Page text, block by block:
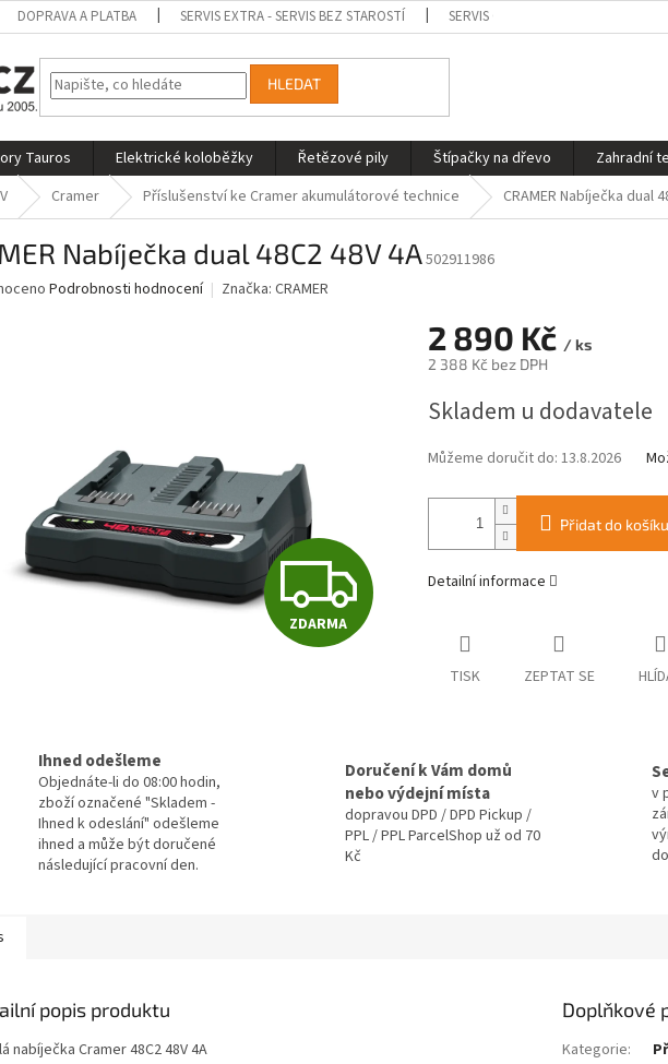
DOPRAVA A PLATBA SERVIS EXTRA - SERVIS BEZ STAROSTÍ SERVIS ON-LINE - STROJ VÁM
HLEDAT
Tauros Elektrické koloběžky Řetězové pily Štípačky na dřevo Zahradní
Cramer Příslušenství ke Cramer akumulátorové technice CRAMER Nabíječka dual
Nabíječka dual 48C2 48V 4A502911986
Podrobnosti hodnocení Značka: CRAMER
Z
D
R
ZDARMA
2 890 Kč / ks
2 388 Kč bez DPH
cena:
Skladem u dodavatele
Můžeme doručit do: 13.8.2026
Přidat do košíku
Detailní informace
TISK ZEPTAT SE
Ihned odešleme
Objednáte-li do 08:00 hodin,
zboží označené "Skladem -
Ihned k odeslání" odešleme
ihned a může být doručené
následující pracovní den.
Doručení k Vám domů
nebo výdejní místa
dopravou DPD / DPD Pickup /
PPL / PPL ParcelShop už od 70
Kč
v
popis produktu
nabíječka Cramer 48C2 48V 4A
Doplňkové
Kategorie: